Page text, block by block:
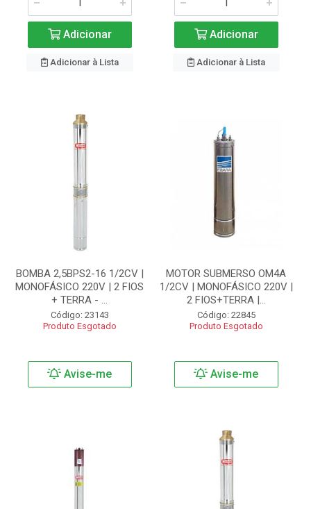
Adicionar
Adicionar à Lista
Adicionar
Adicionar à Lista
BOMBA 2,5BPS2-16 1/2CV |
MONOFÁSICO 220V | 2 FIOS
+ TERRA - ...
Código: 23143
Produto Esgotado
Avise-me
MOTOR SUBMERSO OM4A
1/2CV | MONOFÁSICO 220V |
2 FIOS+TERRA |...
Código: 22845
Produto Esgotado
Avise-me